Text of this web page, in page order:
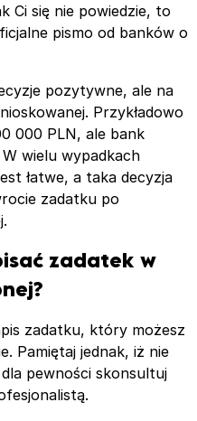
Ci się nie powiedzie, to
pismo od banków o
pozytywne, ale na
Przykładowo
000 PLN, ale bank
wielu wypadkach
łatwe, a taka decyzja
zadatku po
zadatek w
zadatku, który możesz
Pamiętaj jednak, iż nie
pewności skonsultuj